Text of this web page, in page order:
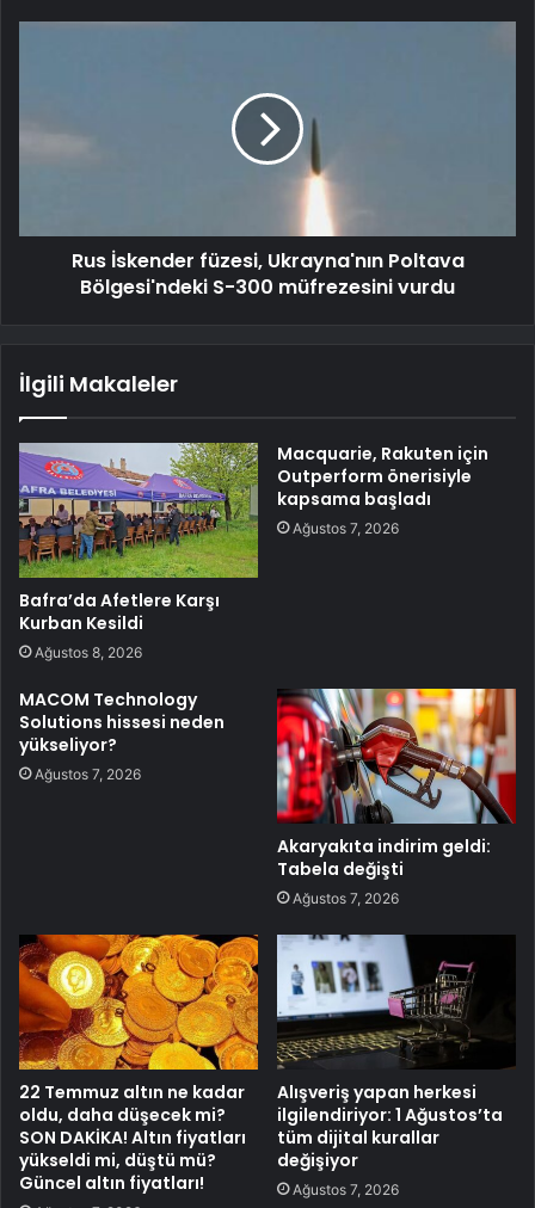
Rus İskender füzesi, Ukrayna'nın Poltava
Bölgesi'ndeki S-300 müfrezesini vurdu
İlgili Makaleler
Bafra’da Afetlere Karşı
Kurban Kesildi
Ağustos 8, 2026
Macquarie, Rakuten için
Outperform önerisiyle
kapsama başladı
Ağustos 7, 2026
MACOM Technology
Solutions hissesi neden
yükseliyor?
Ağustos 7, 2026
Akaryakıta indirim geldi:
Tabela değişti
Ağustos 7, 2026
22 Temmuz altın ne kadar
oldu, daha düşecek mi?
SON DAKİKA! Altın fiyatları
yükseldi mi, düştü mü?
Güncel altın fiyatları!
Alışveriş yapan herkesi
ilgilendiriyor: 1 Ağustos’ta
tüm dijital kurallar
değişiyor
Ağustos 7, 2026